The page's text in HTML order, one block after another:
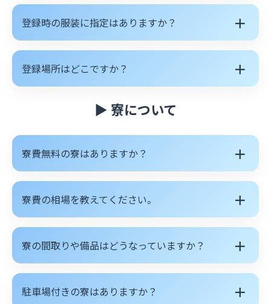
登録時の服装に指定はありますか？ ＋
登録場所はどこですか？ ＋
▶ 寮について
寮費無料の寮はありますか？ ＋
寮費の相場を教えてください。 ＋
寮の間取りや備品はどうなっていますか？ ＋
駐車場付きの寮はありますか？ ＋